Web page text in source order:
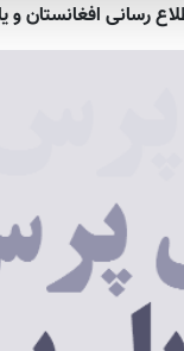
رسانی افغانستان و